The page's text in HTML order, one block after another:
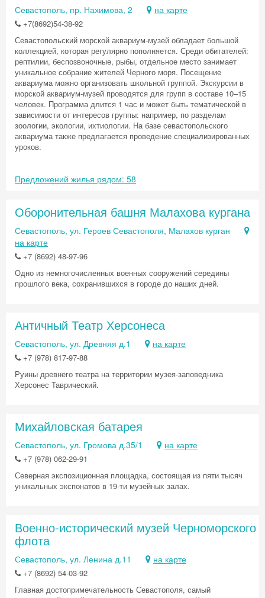
Севастополь, пр. Нахимова, 2 на карте
+7(8692)54-38-92
Севастопольский морской аквариум-музей обладает большой
коллекцией, которая регулярно пополняется. Среди обитателей:
рептилии, беспозвоночные, рыбы, отдельное место занимает
уникальное собрание жителей Черного моря. Посещение
аквариума можно организовать школьной группой. Экскурсии в
морской аквариум-музей проводятся для групп в составе 10–15
человек. Программа длится 1 час и может быть тематической в
зависимости от интересов группы: например, по разделам
зоологии, экологии, ихтиологии. На базе севастопольского
аквариума также предлагается проведение специализированных
уроков.
Предложений жилья рядом: 58
Оборонительная башня Малахова кургана
Севастополь, ул. Героев Севастополя, Малахов курган
на карте
+7 (8692) 48-97-96
Одно из немногочисленных военных сооружений середины
прошлого века, сохранившихся в городе до наших дней.
Античный Театр Херсонеса
Севастополь, ул. Древняя д.1 на карте
+7 (978) 817-97-88
Руины древнего театра на территории музея-заповедника
Херсонес Таврический.
Михайловская батарея
Севастополь, ул. Громова д.35/1 на карте
+7 (978) 062-29-91
Северная экспозиционная площадка, состоящая из пяти тысяч
уникальных экспонатов в 19-ти музейных залах.
Военно-исторический музей Черноморского
флота
Севастополь, ул. Ленина д.11 на карте
+7 (8692) 54-03-92
Главная достопримечательность Севастополя, самый